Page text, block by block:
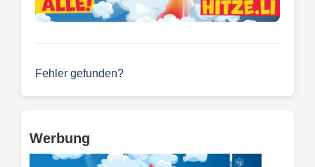
Fehler gefunden?
Werbung